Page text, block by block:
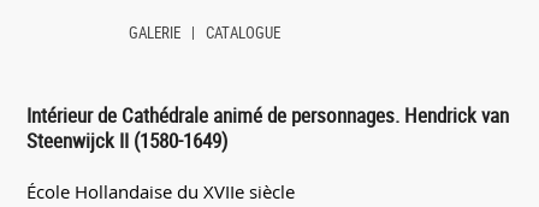
GALERIE CATALOGUE
Intérieur de Cathédrale animé de personnages. Hendrick van
Steenwijck II (1580-1649)
École Hollandaise du XVIIe siècle